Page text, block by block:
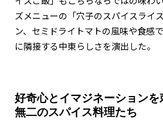
ズメニューの「穴子のスパイスライ
ン、セミドライトマトの風味や食感
に隣接する中東らしさを演出した。
好奇心とイマジネーション
無二のスパイス料理たち